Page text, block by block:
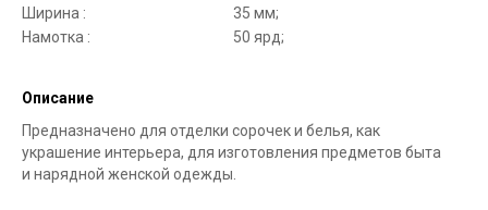
Ширина :
35 мм;
Намотка :
50 ярд;
Описание
Предназначено для отделки сорочек и белья, как
украшение интерьера, для изготовления предметов быта
и нарядной женской одежды.